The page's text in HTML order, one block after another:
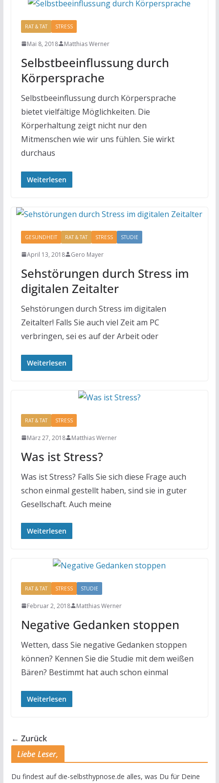
RAT & TAT STRESS
Mai 8, 2018 Matthias Werner
Selbstbeeinflussung durch
Körpersprache
Selbstbeeinflussung durch Körpersprache
bietet vielfältige Möglichkeiten. Die
Körperhaltung zeigt nicht nur den
Mitmenschen wie wir uns fühlen. Sie wirkt
durchaus
Weiterlesen
GESUNDHEIT RAT & TAT STRESS STUDIE
April 13, 2018 Gero Mayer
Sehstörungen durch Stress im
digitalen Zeitalter
Sehstörungen durch Stress im digitalen
Zeitalter! Falls Sie auch viel Zeit am PC
verbringen, sei es auf der Arbeit oder
Weiterlesen
RAT & TAT STRESS
März 27, 2018 Matthias Werner
Was ist Stress?
Was ist Stress? Falls Sie sich diese Frage auch
schon einmal gestellt haben, sind sie in guter
Gesellschaft. Auch meine
Weiterlesen
RAT & TAT STRESS STUDIE
Februar 2, 2018 Matthias Werner
Negative Gedanken stoppen
Wetten, dass Sie negative Gedanken stoppen
können? Kennen Sie die Studie mit dem weißen
Bären? Bestimmt hat auch schon einmal
Weiterlesen
← Zurück
Liebe Leser,
Du findest auf die-selbsthypnose.de alles, was Du für Deine